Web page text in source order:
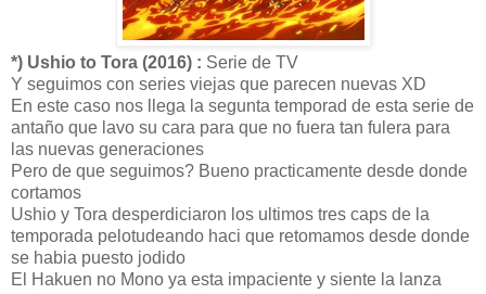
*) Ushio to Tora (2016) : Serie de TV
Y seguimos con series viejas que parecen nuevas XD
En este caso nos llega la segunta temporad de esta serie de
antaño que lavo su cara para que no fuera tan fulera para
las nuevas generaciones
Pero de que seguimos? Bueno practicamente desde donde
cortamos
Ushio y Tora desperdiciaron los ultimos tres caps de la
temporada pelotudeando haci que retomamos desde donde
se habia puesto jodido
El Hakuen no Mono ya esta impaciente y siente la lanza